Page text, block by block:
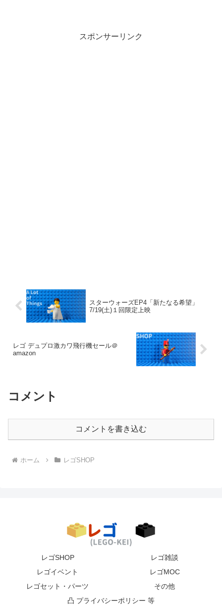
スポンサーリンク
スターウォーズEP4「新たなる希望」
7/19(土)１回限定上映
レゴ デュプロ激カワ飛行機セール＠
amazon
コメント
コメントを書き込む
ホーム レゴSHOP
レゴSHOP
レゴ雑談
レゴイベント
レゴMOC
レゴセット・パーツ
その他
凸 プライバシーポリシー 等